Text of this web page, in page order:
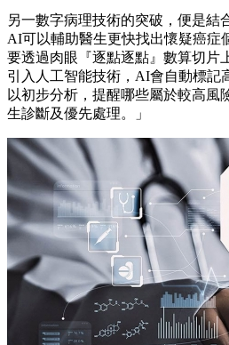
另一數字病理技術的突破，便是結
AI可以輔助醫生更快找出懷疑癌症
要透過肉眼『逐點逐點』數算切片
引入人工智能技術，AI會自動標記
以初步分析，提醒哪些屬於較高風
生診斷及優先處理。」